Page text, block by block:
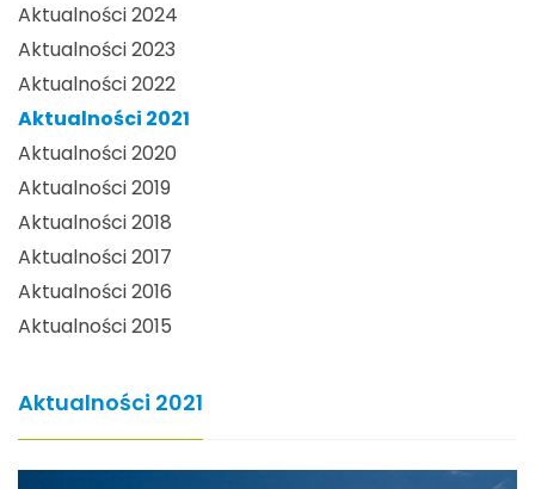
Aktualności 2024
Aktualności 2023
Aktualności 2022
Aktualności 2021
Aktualności 2020
Aktualności 2019
Aktualności 2018
Aktualności 2017
Aktualności 2016
Aktualności 2015
Aktualności 2021